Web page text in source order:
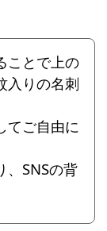
ことで上の
入りの名刺
てご自由に
、SNSの背